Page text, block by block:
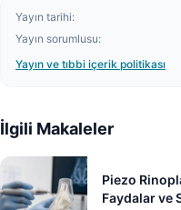
Yayın tarihi:
Yayın sorumlusu:
Yayın ve tıbbi içerik politikası
İlgili Makaleler
Piezo
Faydalar ve